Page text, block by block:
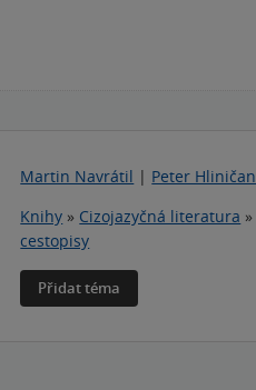
Martin Navrátil | Peter Hliničan
Knihy » Cizojazyčná literatura »
cestopisy
Přidat téma